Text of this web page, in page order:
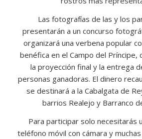
Las fotografías de las y los
presentarán a un concurso
organizará una verbena popular
benéfica en el Campo del Príncipe,
la proyección final y la entrega
personas ganadoras. El dinero
se destinará a la Cabalgata de
barrios Realejo y Barranco
Para participar solo necesitarás
teléfono móvil con cámara y